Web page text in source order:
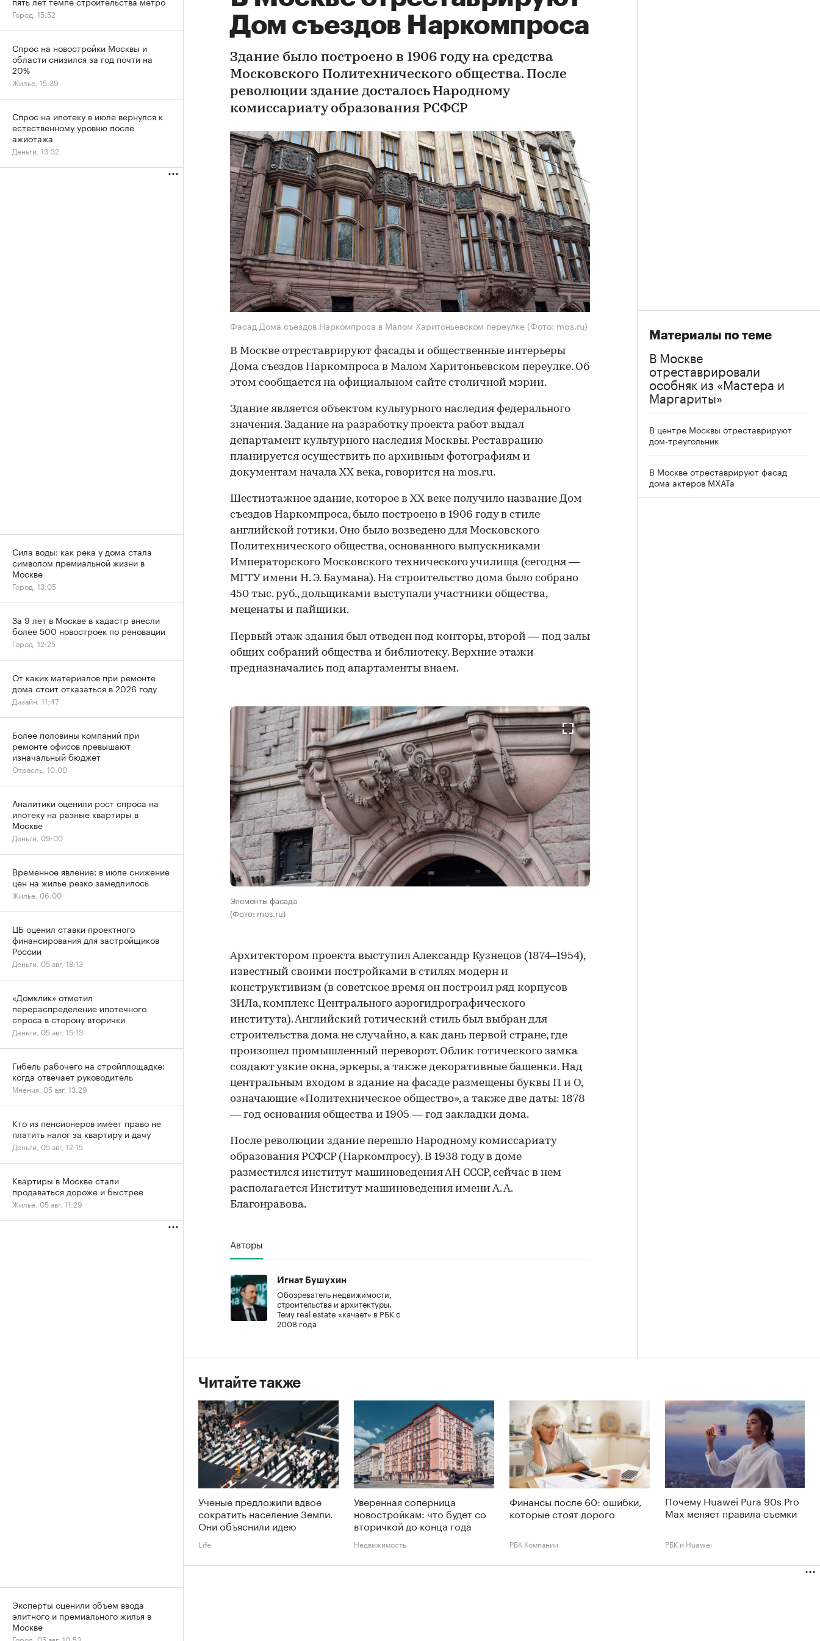
Дом съездов Наркомпроса
Здание было построено в 1906 году на средства
Московского Политехнического общества. После
революции здание досталось Народному
комиссариату образования РСФСР
Фасад Дома съездов Наркомпроса в Малом Харитоньевском переулке (Фото: mos.ru)
В Москве отреставрируют фасады и общественные интерьеры
Дома съездов Наркомпроса в Малом Харитоньевском переулке. Об
этом сообщается на официальном сайте столичной мэрии.
Здание является объектом культурного наследия федерального
значения. Задание на разработку проекта работ выдал
департамент культурного наследия Москвы. Реставрацию
планируется осуществить по архивным фотографиям и
документам начала XX века, говорится на mos.ru.
Шестиэтажное здание, которое в XX веке получило название Дом
съездов Наркомпроса, было построено в 1906 году в стиле
английской готики. Оно было возведено для Московского
Политехнического общества, основанного выпускниками
Императорского Московского технического училища (сегодня —
МГТУ имени Н. Э. Баумана). На строительство дома было собрано
450 тыс. руб., дольщиками выступали участники общества,
меценаты и пайщики.
00:00 / 00:00
Первый этаж здания был отведен под конторы, второй — под залы
общих собраний общества и библиотеку. Верхние этажи
предназначались под апартаменты внаем.
Элементы фасада
(Фото: mos.ru)
Архитектором проекта выступил Александр Кузнецов (1874–1954),
известный своими постройками в стилях модерн и
конструктивизм (в советское время он построил ряд корпусов
ЗИЛа, комплекс Центрального аэрогидрографического
института). Английский готический стиль был выбран для
строительства дома не случайно, а как дань первой стране, где
произошел промышленный переворот. Облик готического замка
создают узкие окна, эркеры, а также декоративные башенки. Над
центральным входом в здание на фасаде размещены буквы П и О,
означающие «Политехническое общество», а также две даты: 1878
— год основания общества и 1905 — год закладки дома.
После революции здание перешло Народному комиссариату
образования РСФСР (Наркомпросу). В 1938 году в доме
разместился институт машиноведения АН СССР, сейчас в нем
располагается Институт машиноведения имени А. А.
Благонравова.
Авторы
Игнат Бушухин
Обозреватель недвижимости,
строительства и архитектуры.
Тему real estate «качает» в РБК с
2008 года
Материалы по теме
В Москве
отреставрировали
особняк из «Мастера и
Маргариты»
В центре Москвы отреставрируют
дом-треугольник
В Москве отреставрируют фасад
дома актеров МХАТа
Читайте также
Ученые предложили вдвое
сократить население Земли.
Они объяснили идею
Life
Уверенная соперница
новостройкам: что будет со
вторичкой до конца года
Недвижимость
Финансы после 60: ошибки,
которые стоят дорого
РБК Компании
Почему Huawei Pura 90s Pro
Max меняет правила съемки
РБК и Huawei
Город, 15:52
Спрос на новостройки Москвы и
области снизился за год почти на
20%
Жилье, 15:39
Спрос на ипотеку в июле вернулся к
естественному уровню после
ажиотажа
Деньги, 13:32
Сила воды: как река у дома стала
символом премиальной жизни в
Москве
Город, 13:05
За 9 лет в Москве в кадастр внесли
более 500 новостроек по реновации
Город, 12:25
От каких материалов при ремонте
дома стоит отказаться в 2026 году
Дизайн, 11:47
Более половины компаний при
ремонте офисов превышают
изначальный бюджет
Отрасль, 10:00
Аналитики оценили рост спроса на
ипотеку на разные квартиры в
Москве
Деньги, 09:00
Временное явление: в июле снижение
цен на жилье резко замедлилось
Жилье, 06:00
ЦБ оценил ставки проектного
финансирования для застройщиков
России
Деньги, 05 авг, 18:13
«Домклик» отметил
перераспределение ипотечного
спроса в сторону вторички
Деньги, 05 авг, 15:13
Гибель рабочего на стройплощадке:
когда отвечает руководитель
Мнения, 05 авг, 13:29
Кто из пенсионеров имеет право не
платить налог за квартиру и дачу
Деньги, 05 авг, 12:15
Квартиры в Москве стали
продаваться дороже и быстрее
Жилье, 05 авг, 11:29
Эксперты оценили объем ввода
элитного и премиального жилья в
Москве